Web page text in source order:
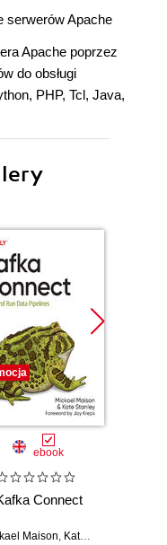
serwerów Apache
Apache poprzez
do obsługi
PHP, Tcl, Java,
ebook
Connect
Maison, Kate Stanley